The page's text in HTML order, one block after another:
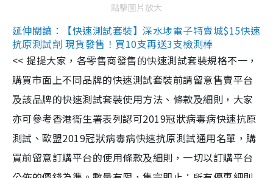
點擊圖片放大
延伸閱讀：【快速測試套裝】深水埗電子特賣城$15快速
抗原測試劑 現貨發售！買10支再送3支檢測棒
<< 提提大家，各零售商發售的快速測試套裝規格不一，
購買市面上不同品牌的快速測試套裝前請留意售賣平台
及該品牌的快速測試套裝使用方法、條款及細則，大家
亦可參考香港衞生署表列認可2019冠狀病毒病快速抗原
測試、歐盟2019冠狀病毒病快速抗原測試通用名單，購
買前留意訂購平台的使用條款及細則，一切以訂購平台